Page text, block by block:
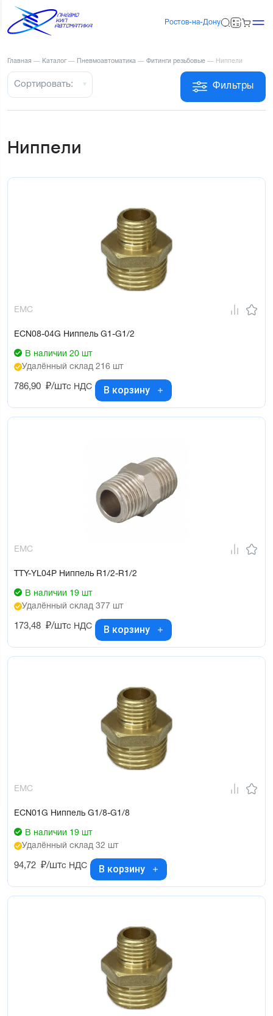
Ростов-на-Дону
Главная — Каталог — Пневмоавтоматика — Фитинги резьбовые — Ниппели
Фильтры
Сортировать:
Ниппели
EMC
ECN08-04G Ниппель G1-G1/2
В наличии 20 шт
Удалённый склад 216 шт
786,90 ₽/штс НДС В корзину
EMC
TTY-YL04P Ниппель R1/2-R1/2
В наличии 19 шт
Удалённый склад 377 шт
173,48 ₽/штс НДС В корзину
EMC
ECN01G Ниппель G1/8-G1/8
В наличии 19 шт
Удалённый склад 32 шт
94,72 ₽/штс НДС В корзину